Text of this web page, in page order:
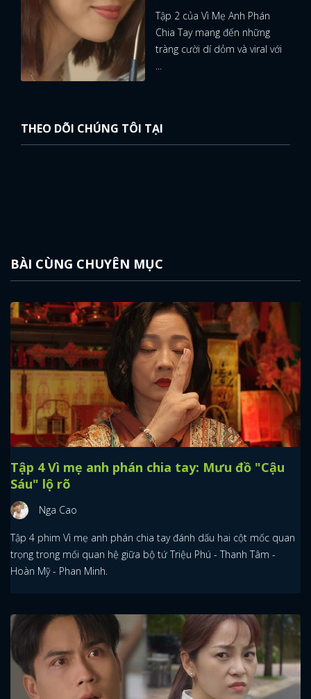
Tập 2 của Vì Mẹ Anh Phán
Chia Tay mang đến những
tràng cười dí dỏm và viral với
...
THEO DÕI CHÚNG TÔI TẠI
BÀI CÙNG CHUYÊN MỤC
Tập 4 Vì mẹ anh phán chia tay: Mưu đồ "Cậu
Sáu" lộ rõ
Nga Cao
Tập 4 phim Vì mẹ anh phán chia tay đánh dấu hai cột mốc quan
trọng trong mối quan hệ giữa bộ tứ Triệu Phú - Thanh Tâm -
Hoàn Mỹ - Phan Minh.